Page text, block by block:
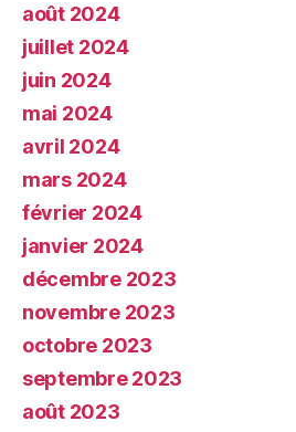
août 2024
juillet 2024
juin 2024
mai 2024
avril 2024
mars 2024
février 2024
janvier 2024
décembre 2023
novembre 2023
octobre 2023
septembre 2023
août 2023